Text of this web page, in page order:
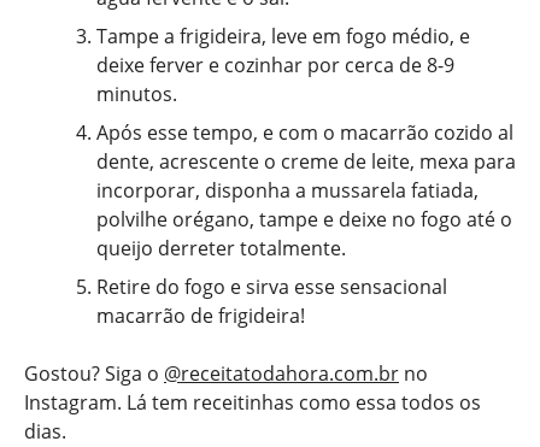
Tampe a frigideira, leve em fogo médio, e
deixe ferver e cozinhar por cerca de 8-9
minutos.
Após esse tempo, e com o macarrão cozido al
dente, acrescente o creme de leite, mexa para
incorporar, disponha a mussarela fatiada,
polvilhe orégano, tampe e deixe no fogo até o
queijo derreter totalmente.
Retire do fogo e sirva esse sensacional
macarrão de frigideira!
Gostou? Siga o @receitatodahora.com.br no
Instagram. Lá tem receitinhas como essa todos os
dias.